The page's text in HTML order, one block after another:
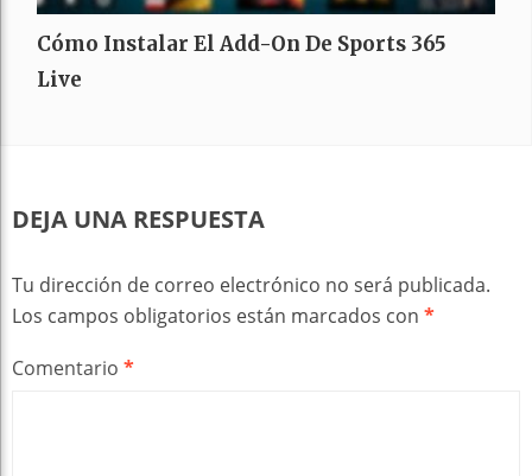
Cómo Instalar El Add-On De Sports 365
Live
DEJA UNA RESPUESTA
Tu dirección de correo electrónico no será publicada.
Los campos obligatorios están marcados con *
Comentario *